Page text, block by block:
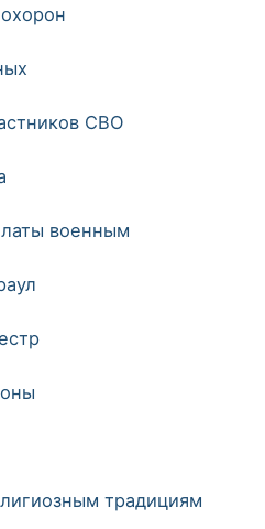
СВО
военным
традициям